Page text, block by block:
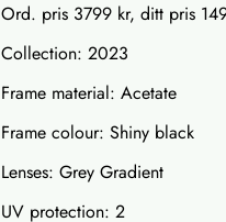
Ord. pris 3799 kr, ditt pris
Collection: 2023
Frame material: Acetate
Frame colour: Shiny black
Lenses: Grey Gradient
UV protection: 2